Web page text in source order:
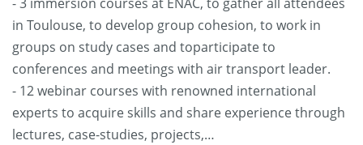
in Toulouse, to develop group cohesion, to work in
groups on study cases and toparticipate to
conferences and meetings with air transport leader.
- 12 webinar courses with renowned international
experts to acquire skills and share experience through
lectures, case-studies, projects,…